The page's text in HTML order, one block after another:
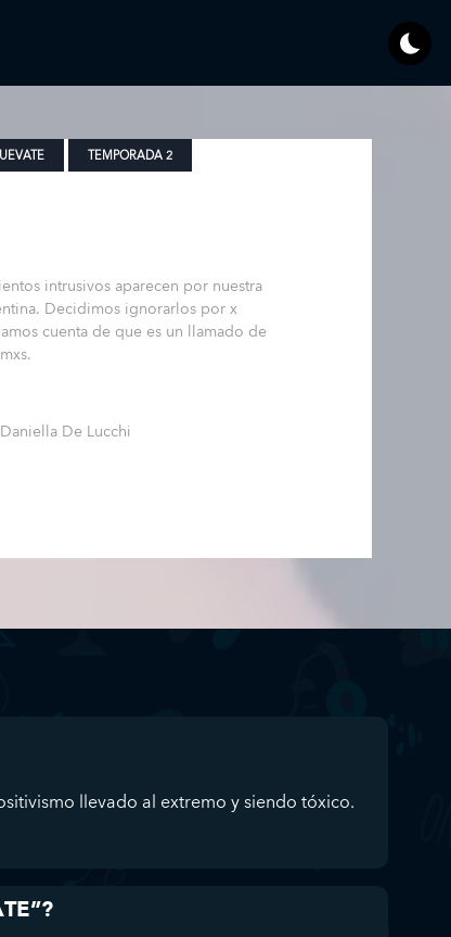
TEMPORADA 2
intrusivos aparecen por nuestra
Decidimos ignorarlos por x
cuenta de que es un llamado de
De Lucchi
llevado al extremo y siendo tóxico.